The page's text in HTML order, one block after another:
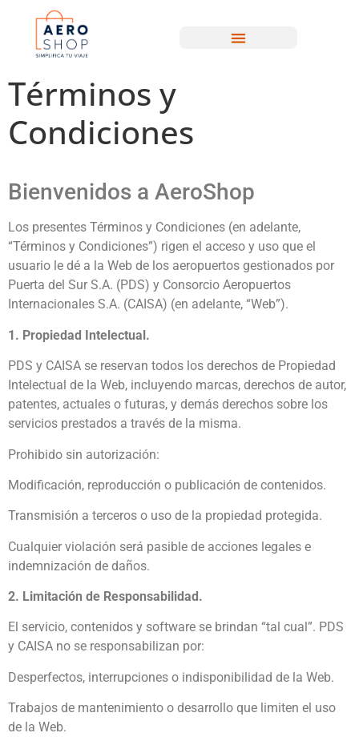
Términos y
Condiciones
Bienvenidos a AeroShop
Los presentes Términos y Condiciones (en adelante,
“Términos y Condiciones”) rigen el acceso y uso que el
usuario le dé a la Web de los aeropuertos gestionados por
Puerta del Sur S.A. (PDS) y Consorcio Aeropuertos
Internacionales S.A. (CAISA) (en adelante, “Web”).
1. Propiedad Intelectual.
PDS y CAISA se reservan todos los derechos de Propiedad
Intelectual de la Web, incluyendo marcas, derechos de autor,
patentes, actuales o futuras, y demás derechos sobre los
servicios prestados a través de la misma.
Prohibido sin autorización:
Modificación, reproducción o publicación de contenidos.
Transmisión a terceros o uso de la propiedad protegida.
Cualquier violación será pasible de acciones legales e
indemnización de daños.
2. Limitación de Responsabilidad.
El servicio, contenidos y software se brindan “tal cual”. PDS
y CAISA no se responsabilizan por:
Desperfectos, interrupciones o indisponibilidad de la Web.
Trabajos de mantenimiento o desarrollo que limiten el uso
de la Web.